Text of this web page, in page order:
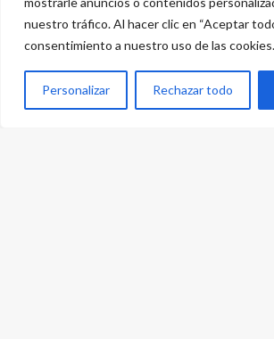
nuestro tráfico. Al hacer clic en “Aceptar
consentimiento a nuestro uso de las cookies.
Personalizar Rechazar todo